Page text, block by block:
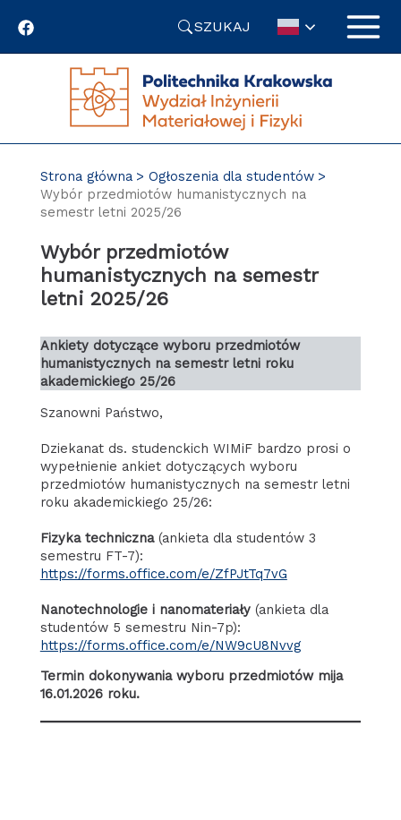
SZUKAJ
Strona główna
Ogłoszenia dla studentów
Wybór przedmiotów humanistycznych na
semestr letni 2025/26
Wybór przedmiotów
humanistycznych na semestr
letni 2025/26
Ankiety dotyczące wyboru przedmiotów
humanistycznych na semestr letni roku
akademickiego 25/26
Szanowni Państwo,
Dziekanat ds. studenckich WIMiF bardzo prosi o
wypełnienie ankiet dotyczących wyboru
przedmiotów humanistycznych na semestr letni
roku akademickiego 25/26:
Fizyka techniczna(ankieta dla studentów 3
semestru FT-7):
https://forms.office.com/e/ZfPJtTq7vG
Nanotechnologie i nanomateriały(ankieta dla
studentów 5 semestru Nin-7p):
https://forms.office.com/e/NW9cU8Nvvg
Termin dokonywania wyboru przedmiotów mija
16.01.2026 roku.